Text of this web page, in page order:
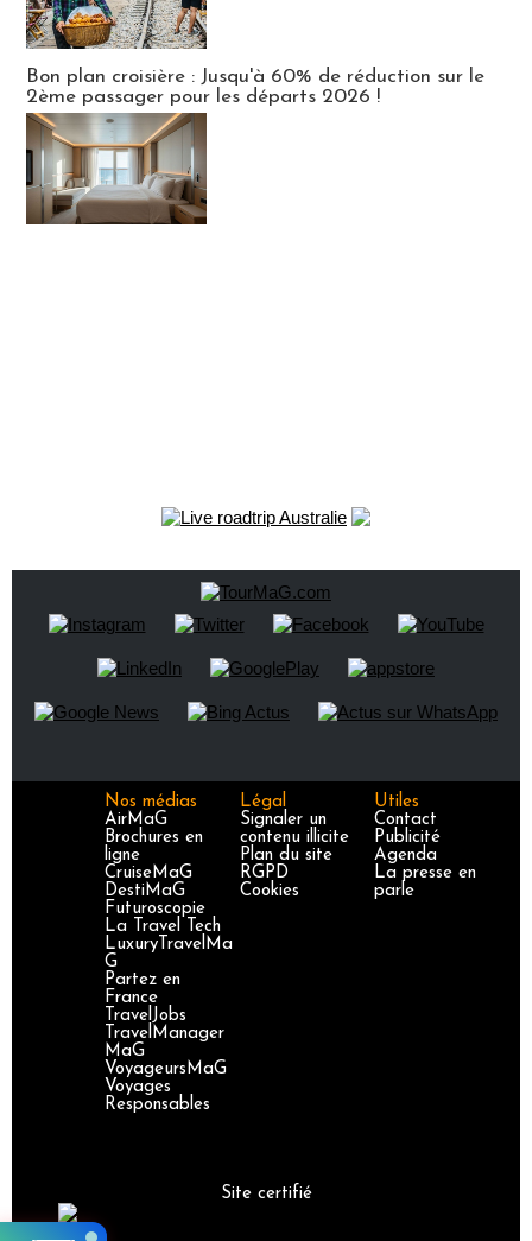
Bon plan croisière : Jusqu'à 60% de réduction sur le
2ème passager pour les départs 2026 !
Nos médias
AirMaG
Brochures en
ligne
CruiseMaG
DestiMaG
Futuroscopie
La Travel Tech
LuxuryTravelMa
G
Partez en
France
TravelJobs
TravelManager
MaG
VoyageursMaG
Voyages
Responsables
Légal
Signaler un
contenu illicite
Plan du site
RGPD
Cookies
Utiles
Contact
Publicité
Agenda
La presse en
parle
Site certifié